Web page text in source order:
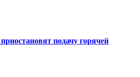
подачу горячей